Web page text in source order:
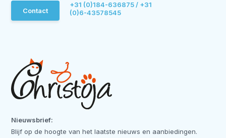
Contact
+31 (0)184-636875 / +31
(0)6-43578545
Nieuwsbrief:
Blijf op de hoogte van het laatste nieuws en aanbiedingen.